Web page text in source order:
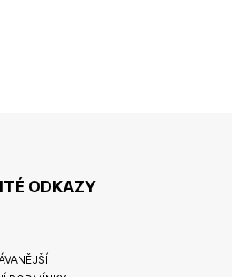
si své oblíbené víno z...
ODKAZY